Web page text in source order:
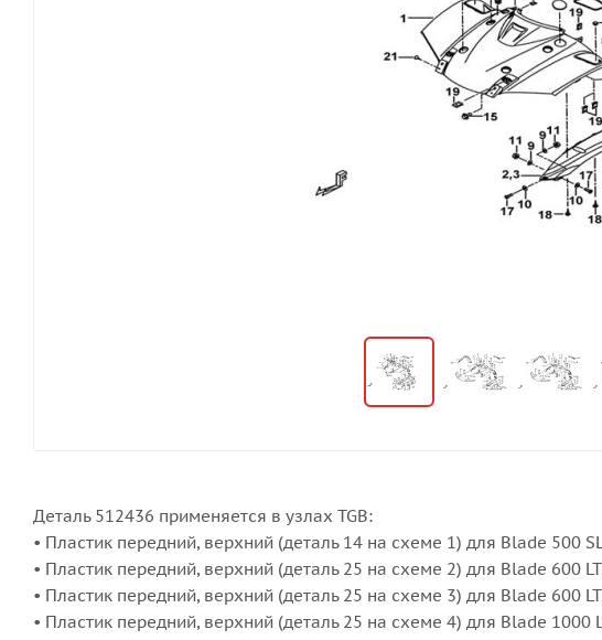
Деталь 512436 применяется в узлах TGB:
• Пластик передний, верхний (деталь 14 на схеме 1) для Blade 500
• Пластик передний, верхний (деталь 25 на схеме 2) для Blade 600
• Пластик передний, верхний (деталь 25 на схеме 3) для Blade 600
• Пластик передний, верхний (деталь 25 на схеме 4) для Blade 1000